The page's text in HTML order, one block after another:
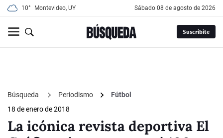
10° Montevideo, UY sábado 08 de agosto de 2026
Suscribite
Búsqueda Periodismo
Fútbol
18 de enero de 2018
La icónica revista deportiva El